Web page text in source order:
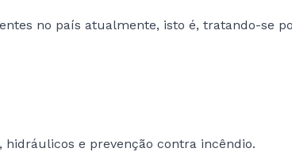
no país atualmente, isto é, tratando-se
e prevenção contra incêndio.